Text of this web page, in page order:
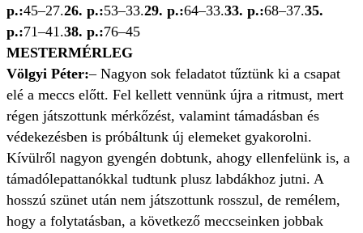
p.:45–27.26. p.:53–33.29. p.:64–33.33. p.:68–37.35.
p.:71–41.38. p.:76–45
MESTERMÉRLEG
Völgyi Péter:– Nagyon sok feladatot tűztünk ki a csapat
elé a meccs előtt. Fel kellett vennünk újra a ritmust, mert
régen játszottunk mérkőzést, valamint támadásban és
védekezésben is próbáltunk új elemeket gyakorolni.
Kívülről nagyon gyengén dobtunk, ahogy ellenfelünk is, a
támadólepattanókkal tudtunk plusz labdákhoz jutni. A
hosszú szünet után nem játszottunk rosszul, de remélem,
hogy a folytatásban, a következő meccseinken jobbak